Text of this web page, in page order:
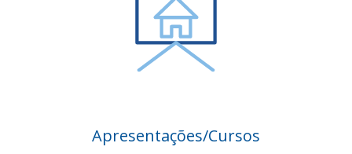
Apresentações/Cursos